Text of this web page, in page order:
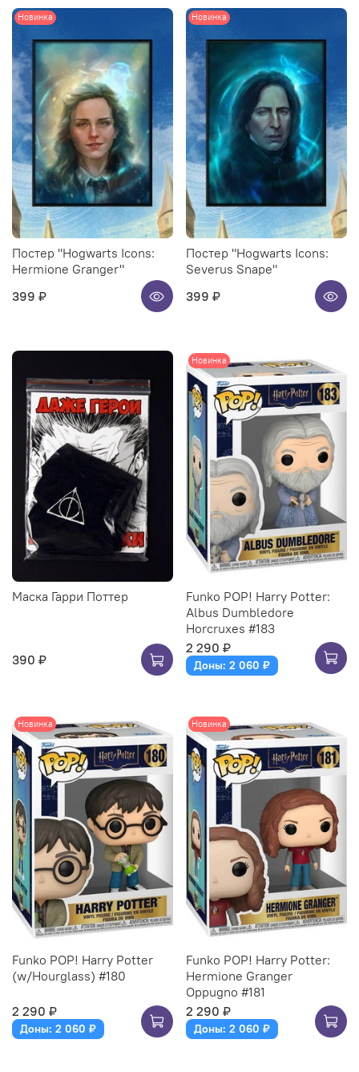
Новинка
Постер "Hogwarts Icons:
Hermione Granger"
399 ₽
Новинка
Постер "Hogwarts Icons:
Severus Snape"
399 ₽
Маска Гарри Поттер
390 ₽
Новинка
Funko POP! Harry Potter:
Albus Dumbledore
Horcruxes #183
2 290 ₽
Доны: 2 060 ₽
Новинка
Funko POP! Harry Potter
(w/Hourglass​) #180
2 290 ₽
Доны: 2 060 ₽
Новинка
Funko POP! Harry Potter:
Hermione Granger
Oppugno #181
2 290 ₽
Доны: 2 060 ₽